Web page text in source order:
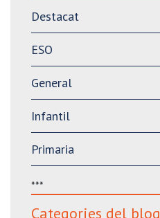
Destacat
ESO
General
Infantil
Primaria
***
Categories del blog